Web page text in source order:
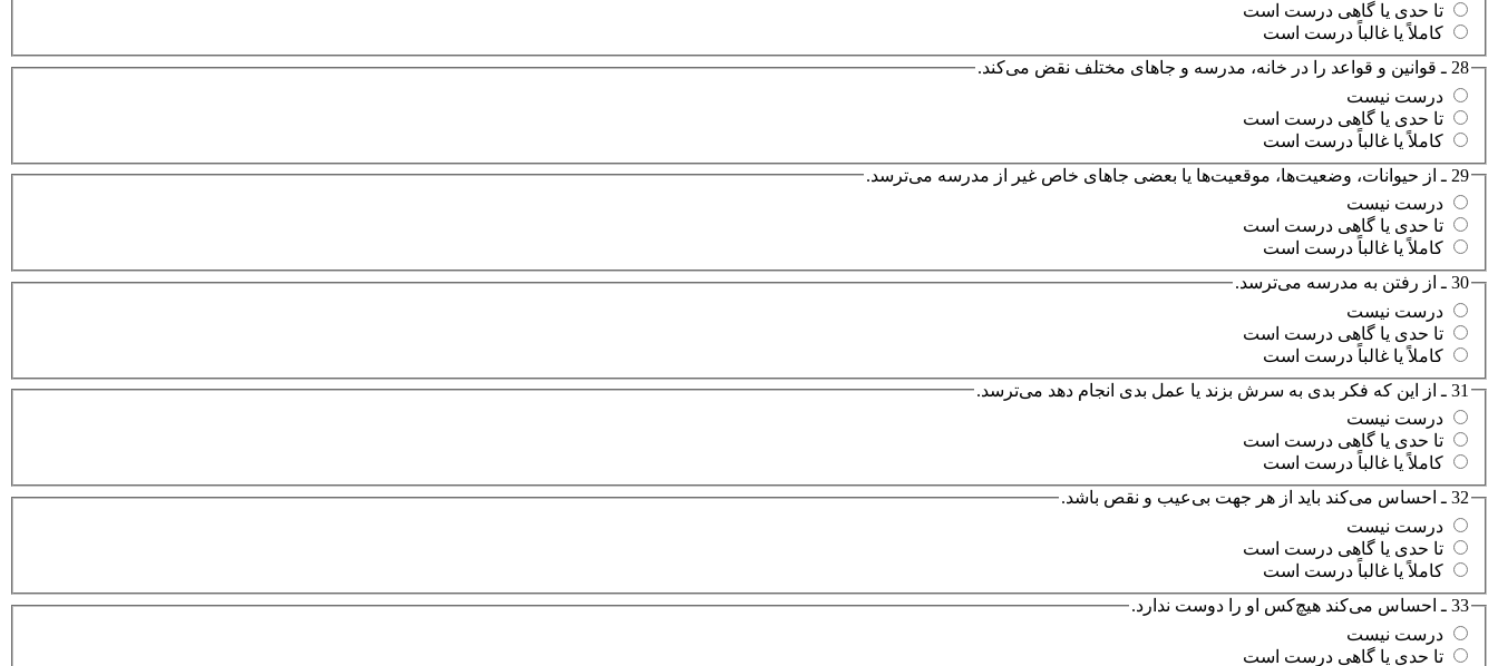
تا حدی یا گاهی درست است
کاملاً یا غالباً درست است
28 ـ قوانین و قواعد را در خانه، مدرسه و جاهای مختلف نقض می‌کند.
درست نیست
تا حدی یا گاهی درست است
کاملاً یا غالباً درست است
29 ـ از حیوانات، وضعیت‌ها، موقعیت‌ها یا بعضی جاهای خاص غیر از مدرسه می‌ترسد.
درست نیست
تا حدی یا گاهی درست است
کاملاً یا غالباً درست است
30 ـ از رفتن به مدرسه می‌ترسد.
درست نیست
تا حدی یا گاهی درست است
کاملاً یا غالباً درست است
31 ـ از این که فکر بدی به سرش بزند یا عمل بدی انجام دهد می‌ترسد.
درست نیست
تا حدی یا گاهی درست است
کاملاً یا غالباً درست است
32 ـ احساس می‌کند باید از هر جهت بی‌عیب و نقص باشد.
درست نیست
تا حدی یا گاهی درست است
کاملاً یا غالباً درست است
33 ـ احساس می‌کند هیچ‌کس او را دوست ندارد.
درست نیست
تا حدی یا گاهی درست است